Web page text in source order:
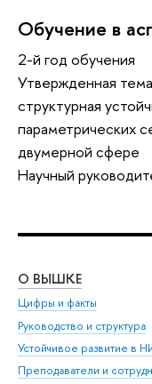
Обучение в
2-й год обучения
Утвержденная
структурная
параметрических
двумерной сфере
Научный
О ВЫШКЕ
Цифры и факты
Руководство и структура
Устойчивое развитие в
Преподаватели и